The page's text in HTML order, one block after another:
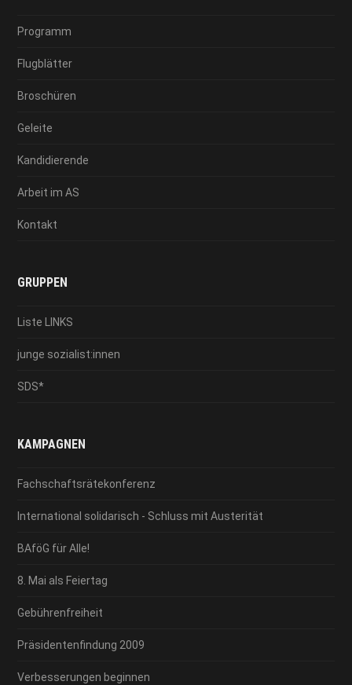
Programm
Flugblätter
Broschüren
Geleite
Kandidierende
Arbeit im AS
Kontakt
GRUPPEN
Liste LINKS
junge sozialist:innen
SDS*
KAMPAGNEN
Fachschaftsrätekonferenz
International solidarisch - Schluss mit Austerität
BAföG für Alle!
8. Mai als Feiertag
Gebührenfreiheit
Präsidentenfindung 2009
Verbesserungen beginnen